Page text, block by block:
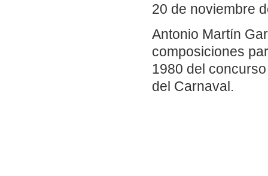
20 de noviembre
Antonio Martín
composiciones
1980 del
del Carnaval.